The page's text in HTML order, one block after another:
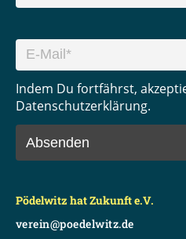
Indem Du fortfährst,
Datenschutzerklärung.
Pödelwitz hat Zukunft e.V.
verein@poedelwitz.de